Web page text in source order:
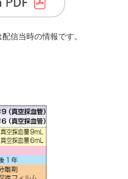
信当時の情報です。